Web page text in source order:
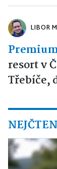
LIBOR
resort v
Třebíče,